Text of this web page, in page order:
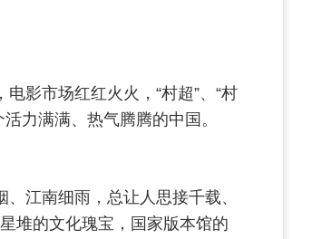
影市场红红火火，“村超”、“村
力满满、热气腾腾的中国。
江南细雨，总让人思接千载、
堆的文化瑰宝，国家版本馆的